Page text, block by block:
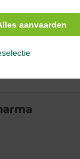
aanvaarden